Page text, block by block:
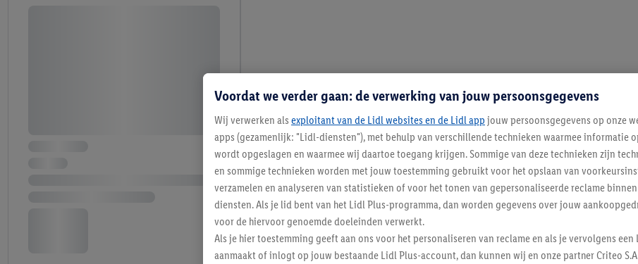
Voordat we verder gaan: de verwerking van jouw persoonsgegevens
Wij verwerken als exploitant van de Lidl websites en de Lidl app jouw persoonsgegevens op onze
apps (gezamenlijk: "Lidl-diensten"), met behulp van verschillende technieken waarmee informatie
wordt opgeslagen en waarmee wij daartoe toegang krijgen. Sommige van deze technieken zijn
en sommige technieken worden met jouw toestemming gebruikt voor het opslaan van
verzamelen en analyseren van statistieken of voor het tonen van gepersonaliseerde reclame
diensten. Als je lid bent van het Lidl Plus-programma, dan worden gegevens over jouw
voor de hiervoor genoemde doeleinden verwerkt.
Als je hier toestemming geeft aan ons voor het personaliseren van reclame en als je vervolgens
aanmaakt of inlogt op jouw bestaande Lidl Plus-account, dan kunnen wij en onze partner Criteo